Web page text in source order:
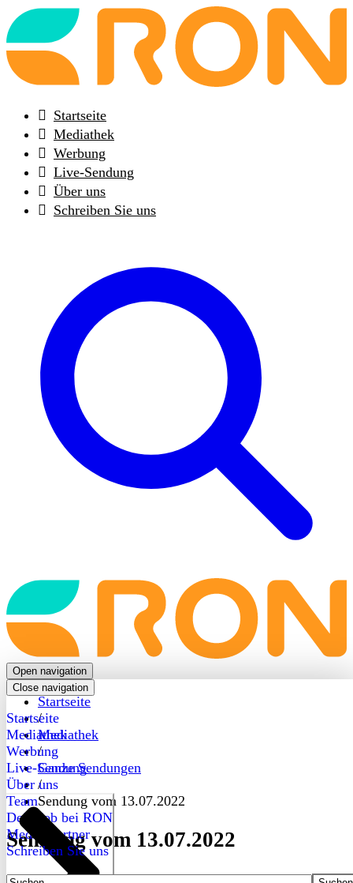
Back
to
frontpage
Startseite
Mediathek
Werbung
Live-Sendung
Über uns
Schreiben Sie uns
Back
to
frontpage
Open navigation
Close navigation
Startseite
Mediathek
Werbung
Live-Sendung
Über uns
Team
Dein Job bei RON
Medienpartner
Schreiben Sie uns
Startseite
/
Mediathek
/
Ganze Sendungen
/
Sendung vom 13.07.2022
Sendung vom 13.07.2022